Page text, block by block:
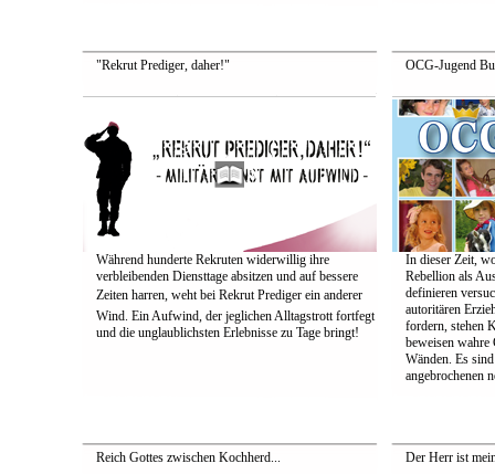
"Rekrut Prediger, daher!"
Während hunderte Rekruten widerwillig ihre
verbleibenden Diensttage absitzen und auf bessere
Zeiten harren, weht bei Rekrut Prediger ein anderer
Wind. Ein Aufwind, der jeglichen Alltagstrott fortfegt
und die unglaublichsten Erlebnisse zu Tage bringt!
OCG-Jugend
In dieser Zeit,
Rebellion als
definieren
autoritären
fordern, stehen
beweisen wahre
Wänden. Es
angebrochenen
Reich Gottes zwischen Kochherd... Der Herr ist